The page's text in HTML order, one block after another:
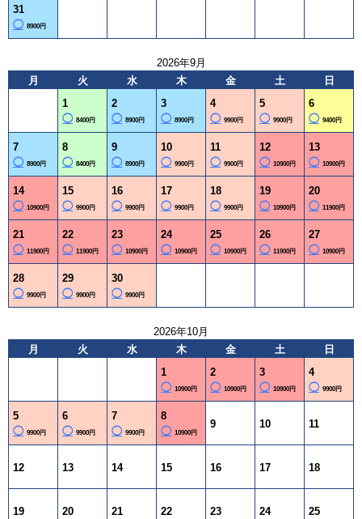
31
◯ 8900円
2026年9月
月
火 水 木 金 土
日
1
◯ 8400円
2
◯ 8900円
3
◯ 8900円
4
◯ 9900円
5
◯ 9900円
6
◯ 9400円
7
◯ 8900円
8
◯ 8400円
9
◯ 8900円
10
◯ 9900円
11
◯ 9900円
12
◯ 10900円
13
◯ 10900円
14
◯ 10900円
15
◯ 9900円
16
◯ 9900円
17
◯ 9900円
18
◯ 9900円
19
◯ 10900円
20
◯ 11900円
21
◯ 11900円
22
◯ 11900円
23
◯ 10900円
24
◯ 10900円
25
◯ 10900円
26
◯ 11900円
27
◯ 10900円
28
◯ 9900円
29
◯ 9900円
30
◯ 9900円
2026年10月
月
火 水 木 金 土
日
1
◯ 10900円
2
◯ 10900円
3
◯ 10900円
4
◯ 9900円
5
◯ 9900円
6
◯ 9900円
7
◯ 9900円
8
◯ 10900円
9 10 11
12 13 14 15 16 17 18
19 20 21 22 23 24 25